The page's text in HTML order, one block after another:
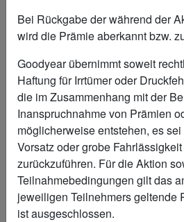
Wählen Sie Ihren Händler aus *
Geben Sie Ihre Adresse oder die
+
−
Bei Rückgabe der während der
wird die Prämie aberkannt bzw.
Goodyear übernimmt soweit
Haftung für Irrtümer oder
die im Zusammenhang mit der
Inanspruchnahme von Prämien
möglicherweise entstehen, es
Vorsatz oder grobe
zurückzuführen. Für die Aktion
Teilnahmebedingungen gilt das
jeweiligen Teilnehmers geltende
ist ausgeschlossen.